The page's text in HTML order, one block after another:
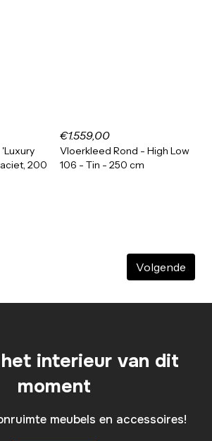
200
€1.559,00
Vloerkleed Rond - High Low
106 - Tin - 250 cm
Volgende
interieur van dit
moment
meubels en accessoires!